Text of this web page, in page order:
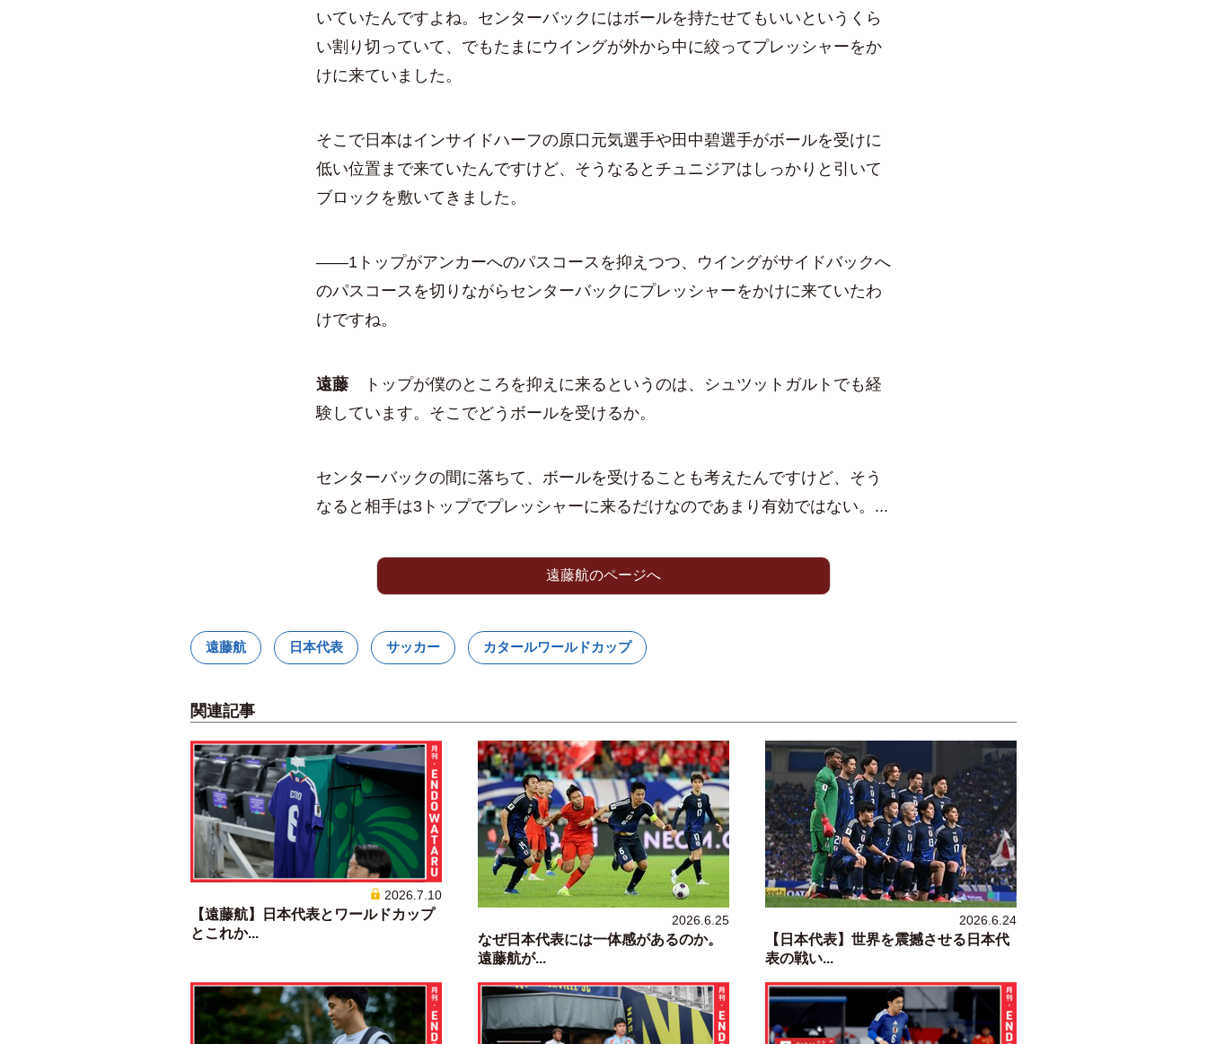
いていたんですよね。センターバックにはボールを持たせてもいいというくら
い割り切っていて、でもたまにウイングが外から中に絞ってプレッシャーをか
けに来ていました。
そこで日本はインサイドハーフの原口元気選手や田中碧選手がボールを受けに
低い位置まで来ていたんですけど、そうなるとチュニジアはしっかりと引いて
ブロックを敷いてきました。
――1トップがアンカーへのパスコースを抑えつつ、ウイングがサイドバックへ
のパスコースを切りながらセンターバックにプレッシャーをかけに来ていたわ
けですね。
遠藤 トップが僕のところを抑えに来るというのは、シュツットガルトでも経
験しています。そこでどうボールを受けるか。
センターバックの間に落ちて、ボールを受けることも考えたんですけど、そう
なると相手は3トップでプレッシャーに来るだけなのであまり有効ではない。...
遠藤航のページへ
遠藤航 日本代表 サッカー カタールワールドカップ
関連記事
2026.7.10
【遠藤航】日本代表とワールドカップ
とこれか...
2026.6.25
なぜ日本代表には一体感があるのか。
遠藤航が...
2026.6.24
【日本代表】世界を震撼させる日本代
表の戦い...